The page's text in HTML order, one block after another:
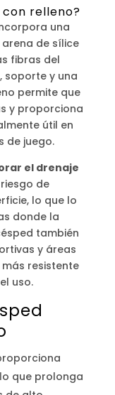
relleno?
una
de sílice
fibras del
soporte y una
permite que
y proporciona
útil en
de juego.
el drenaje
de
lo que lo
donde la
también
y áreas
resistente
uso.
que prolonga